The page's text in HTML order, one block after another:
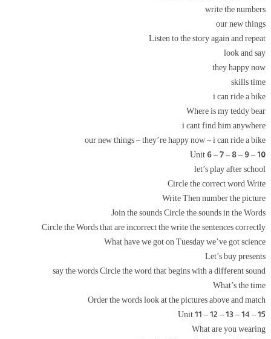
write the numbers
our new things
Listen to the story again and repeat
look and say
they happy now
skills time
i can ride a bike
Where is my teddy bear
i cant find him anywhere
our new things – they’re happy now – i can ride a bike
Unit 6 – 7 – 8 – 9 – 10
let’s play after school
Circle the correct word Write
Write Then number the picture
Join the sounds Circle the sounds in the Words
Circle the Words that are incorrect the write the sentences correctly
What have we got on Tuesday we’ve got science
Let’s buy presents
say the words Circle the word that begins with a different sound
What’s the time
Order the words look at the pictures above and match
Unit 11 – 12 – 13 – 14 – 15
What are you wearing